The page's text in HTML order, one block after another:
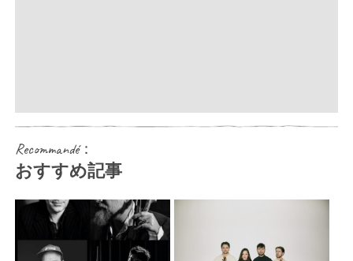
Recommandé：
おすすめ記事